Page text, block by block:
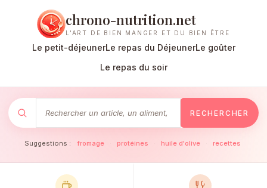
chrono-nutrition.net
L'ART DE BIEN MANGER ET DU BIEN ÊTRE
Le petit-déjeunerLe repas du DéjeunerLe goûter
Le repas du soir
RECHERCHER
Suggestions : fromage protéines huile d'olive recettes